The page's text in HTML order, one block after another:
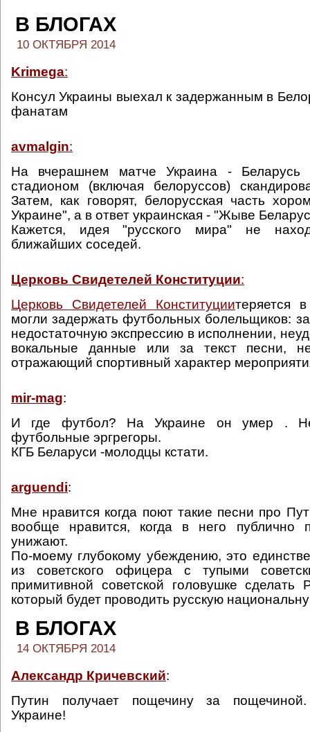
В БЛОГАХ
10 ОКТЯБРЯ 2014
Krimega:
Консул Украины выехал к задержанным в
фанатам
avmalgin:
На вчерашнем матче Украина - Беларусь
стадионом (включая белоруссов)
Затем, как говорят, белорусская часть
Украине", а в ответ украинская - "Жыве
Кажется, идея "русского мира" не
ближайших соседей.
Церковь Свидетелей Конституции:
Церковь Свидетелей Конституциитеряется
могли задержать футбольных болельщиков: за
недостаточную экспрессию в исполнении,
вокальные данные или за текст песни,
отражающий спортивный характер
mir-mag:
И где футбол? На Украине он умер .
футбольные эргрегоры.
КГБ Беларуси -молодцы кстати.
arguendi:
Мне нравится когда поют такие песни про
вообще нравится, когда в него публично
унижают.
По-моему глубокому убеждению, это
из советского офицера с тупыми
примитивной советской головушке сделать
который будет проводить русскую
В БЛОГАХ
14 ОКТЯБРЯ 2014
Александр Кричевский:
Путин получает пощечину за
Украине!